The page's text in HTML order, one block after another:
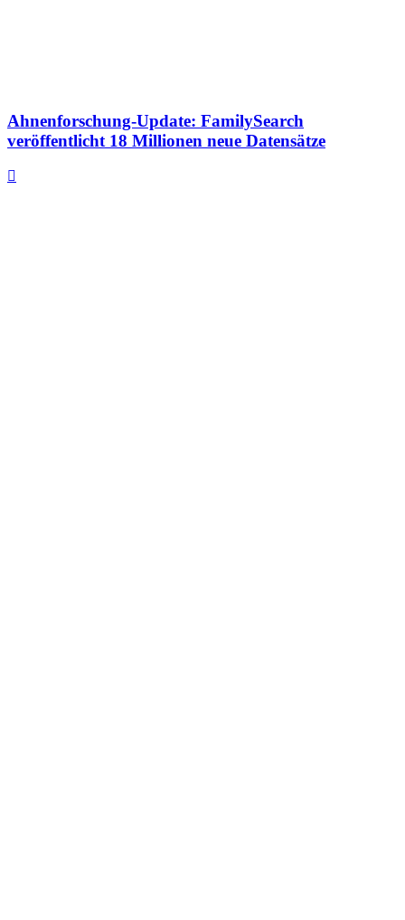
Ahnenforschung-Update: FamilySearch
veröffentlicht 18 Millionen neue Datensätze